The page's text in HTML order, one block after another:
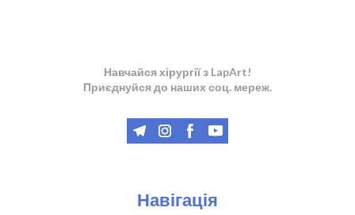
Навчайся хірургії з LapArt!
Приєднуйся до наших соц. мереж.
Навігація